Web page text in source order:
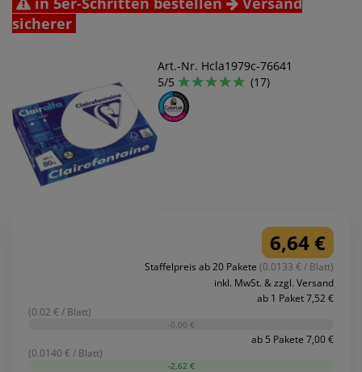
sicherer
Art.-Nr. Hcla1979c-76641
5/5
(17)
6,64 €
Staffelpreis ab 20 Pakete (0.0133 € / Blatt)
inkl. MwSt. & zzgl. Versand
ab 1 Paket 7,52 €
(0.02 € / Blatt)
-0,00 €
ab 5 Pakete 7,00 €
(0.0140 € / Blatt)
-2,62 €